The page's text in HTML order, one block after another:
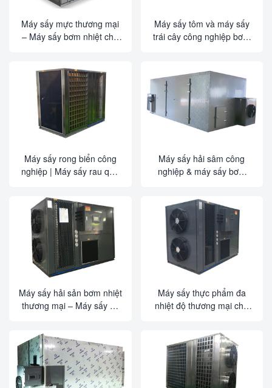
Máy sấy mực thương mại
– Máy sấy bơm nhiệt cho
Máy sấy tôm và máy sấy
trái cây công nghiệp bơm
suất lớn cho hải sản và
nông nghiệp
Máy sấy rong biển công
nghiệp | Máy sấy rau quả
Máy sấy hải sâm công
nghiệp & máy sấy bơm
sấy cá/rau/trái cây thương
mại (Mẫu 2025)
Máy sấy hải sản bơm nhiệt
thương mại – Máy sấy sò
75% năng lượng
Máy sấy thực phẩm đa
nhiệt độ thương mại cho
quả | Máy sấy bạch tuộc
và thịt